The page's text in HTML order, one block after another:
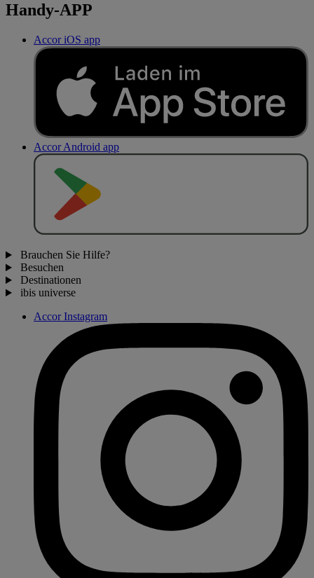
Handy-APP
Accor iOS app
Accor Android app
Brauchen Sie Hilfe?
Besuchen
Destinationen
ibis universe
Accor Instagram